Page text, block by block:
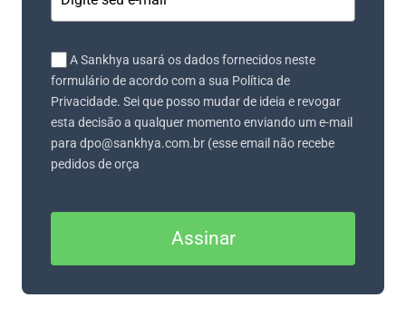
A Sankhya usará os dados fornecidos neste
formulário de acordo com a sua Política de
Privacidade. Sei que posso mudar de ideia e revogar
esta decisão a qualquer momento enviando um e-mail
para dpo@sankhya.com.br (esse email não recebe
pedidos de orça
Assinar